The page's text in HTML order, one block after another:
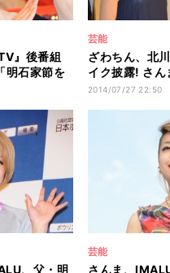
』後番組
明石家節を
芸能
ざわちん、北
イク披露! さん
ら…」と妄想
2014/07/27 22:50
、父・明
芸能
さんま、